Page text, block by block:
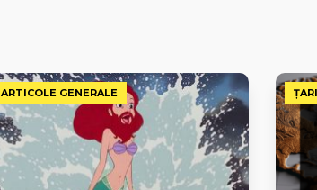
ARTICOLE GENERALE